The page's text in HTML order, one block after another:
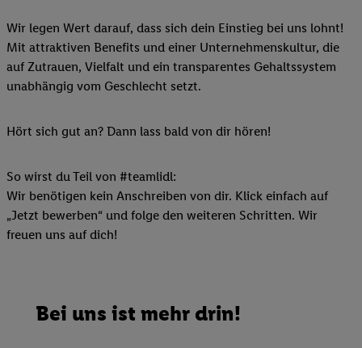
Wir legen Wert darauf, dass sich dein Einstieg bei uns lohnt!
Mit attraktiven Benefits und einer Unternehmenskultur, die
auf Zutrauen, Vielfalt und ein transparentes Gehaltssystem
unabhängig vom Geschlecht setzt.
Hört sich gut an? Dann lass bald von dir hören!
So wirst du Teil von #teamlidl:
Wir benötigen kein Anschreiben von dir. Klick einfach auf
„Jetzt bewerben“ und folge den weiteren Schritten. Wir
freuen uns auf dich!
Bei uns ist mehr drin!